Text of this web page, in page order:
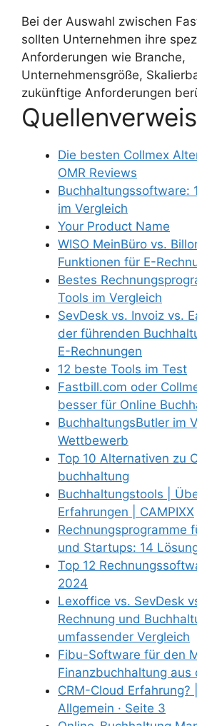
Bei der Auswahl zwischen
sollten Unternehmen ihre
Anforderungen wie Branche,
Unternehmensgröße,
zukünftige Anforderungen
Die besten Collmex
OMR Reviews
im Vergleich
Your Product Name
WISO MeinBüro vs.
Funktionen für E-
Bestes
Tools im Vergleich
SevDesk vs. Invoiz vs.
der führenden
E-Rechnungen
12 beste Tools im Test
Fastbill.com oder
besser für Online
BuchhaltungsButler im
Wettbewerb
Top 10 Alternativen zu
buchhaltung
Buchhaltungstools |
Erfahrungen | CAMPIXX
Rechnungsprogramme
und Startups: 14
Top 12
2024
Lexoffice vs. SevDesk
Rechnung und
umfassender Vergleich
Fibu-Software für den
Finanzbuchhaltung aus
CRM-Cloud Erfahrung?
Allgemein · Seite 3